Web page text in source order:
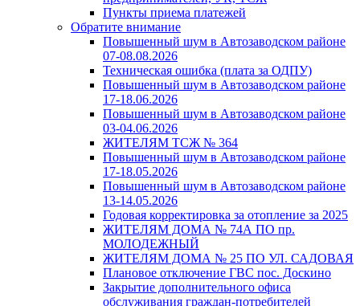
Пункты приема платежей
Обратите внимание
Повышенный шум в Автозаводском районе
07-08.08.2026
Техническая ошибка (плата за ОДПУ)
Повышенный шум в Автозаводском районе
17-18.06.2026
Повышенный шум в Автозаводском районе
03-04.06.2026
ЖИТЕЛЯМ ТСЖ № 364
Повышенный шум в Автозаводском районе
17-18.05.2026
Повышенный шум в Автозаводском районе
13-14.05.2026
Годовая корректировка за отопление за 2025
ЖИТЕЛЯМ ДОМА № 74А ПО пр.
МОЛОДЕЖНЫЙ
ЖИТЕЛЯМ ДОМА № 25 ПО УЛ. САДОВАЯ
Плановое отключение ГВС пос. Доскино
Закрытие дополнительного офиса
обслуживания граждан-потребителей